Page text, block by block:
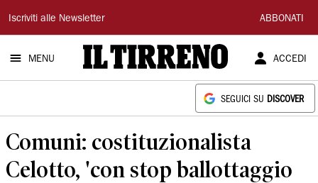
Il
Tirreno
Iscriviti alle Newsletter ABBONATI
MENU ACCEDI
SEGUICI SU DISCOVER
Comuni: costituzionalista
Celotto, 'con stop ballottaggio